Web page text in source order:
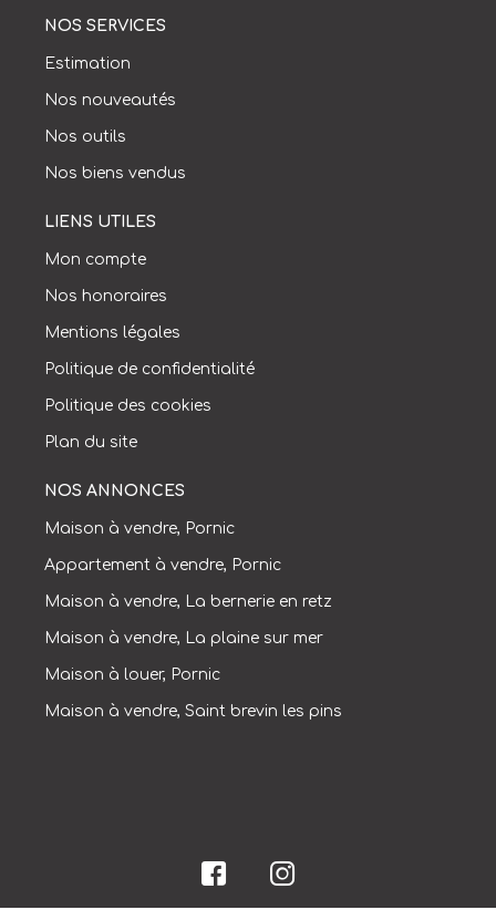
NOS SERVICES
Estimation
Nos nouveautés
Nos outils
Nos biens vendus
LIENS UTILES
Mon compte
Nos honoraires
Mentions légales
Politique de confidentialité
Politique des cookies
Plan du site
NOS ANNONCES
Maison à vendre, Pornic
Appartement à vendre, Pornic
Maison à vendre, La bernerie en retz
Maison à vendre, La plaine sur mer
Maison à louer, Pornic
Maison à vendre, Saint brevin les pins